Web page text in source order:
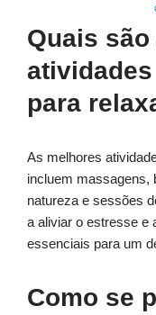
Quais
para
As melhores
incluem massagens,
natureza e sessões
a aliviar o estresse e
essenciais para um
Como se